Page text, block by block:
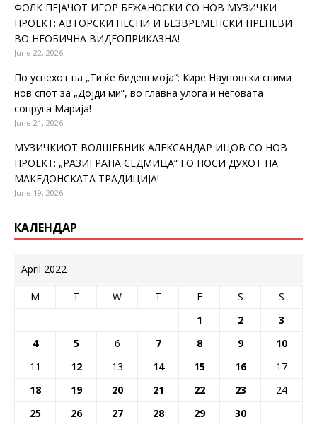
ФОЛК ПЕЈАЧОТ ИГОР БЕЖАНОСКИ СО НОВ МУЗИЧКИ
ПРОЕКТ: АВТОРСКИ ПЕСНИ И БЕЗВРЕМЕНСКИ ПРЕПЕВИ
ВО НЕОБИЧНА ВИДЕОПРИКАЗНА!
June 22, 2026
По успехот на „Ти ќе бидеш моја“: Кире Науновски сними
нов спот за „Дојди ми“, во главна улога и неговата
сопруга Марија!
June 21, 2026
МУЗИЧКИОТ ВОЛШЕБНИК АЛЕКСАНДАР ИЦОВ СО НОВ
ПРОЕКТ: „РАЗИГРАНА СЕДМИЦА“ ГО НОСИ ДУХОТ НА
МАКЕДОНСКАТА ТРАДИЦИЈА!
June 19, 2026
КАЛЕНДАР
April 2022
M T W T F S
S
1
2
3
4
5 6 7 8 9
10
11
12 13 14 15 16
17
18
19 20 21 22 23
24
25
26 27 28 29 30